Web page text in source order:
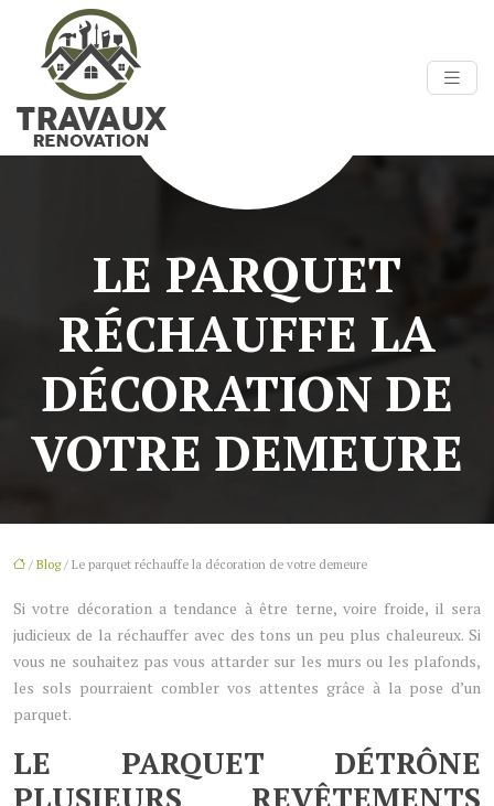
LE PARQUET
RÉCHAUFFE LA
DÉCORATION DE
VOTRE DEMEURE
/ Blog/ Le parquet réchauffe la décoration de votre demeure
Si votre décoration a tendance à être terne, voire froide, il sera
judicieux de la réchauffer avec des tons un peu plus chaleureux. Si
vous ne souhaitez pas vous attarder sur les murs ou les plafonds,
les sols pourraient combler vos attentes grâce à la pose d’un
parquet.
LE PARQUET DÉTRÔNE